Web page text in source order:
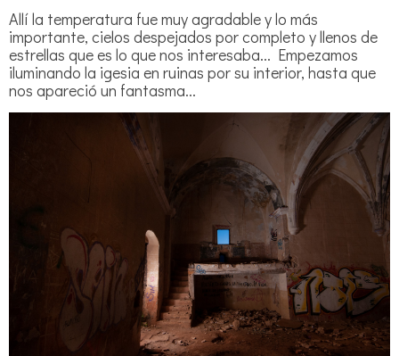
Allí la temperatura fue muy agradable y lo más
importante, cielos despejados por completo y llenos de
estrellas que es lo que nos interesaba... Empezamos
iluminando la igesia en ruinas por su interior, hasta que
nos apareció un fantasma...